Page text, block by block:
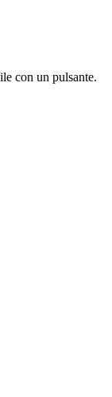
con un pulsante.